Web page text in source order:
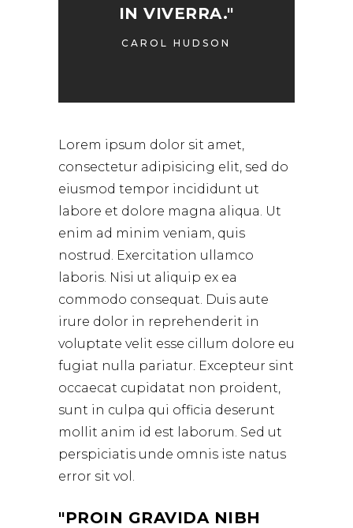
IN VIVERRA."
CAROL HUDSON
Lorem ipsum dolor sit amet,
consectetur adipisicing elit, sed do
eiusmod tempor incididunt ut
labore et dolore magna aliqua. Ut
enim ad minim veniam, quis
nostrud. Exercitation ullamco
laboris. Nisi ut aliquip ex ea
commodo consequat. Duis aute
irure dolor in reprehenderit in
voluptate velit esse cillum dolore eu
fugiat nulla pariatur. Excepteur sint
occaecat cupidatat non proident,
sunt in culpa qui officia deserunt
mollit anim id est laborum. Sed ut
perspiciatis unde omnis iste natus
error sit vol.
PROIN GRAVIDA NIBH